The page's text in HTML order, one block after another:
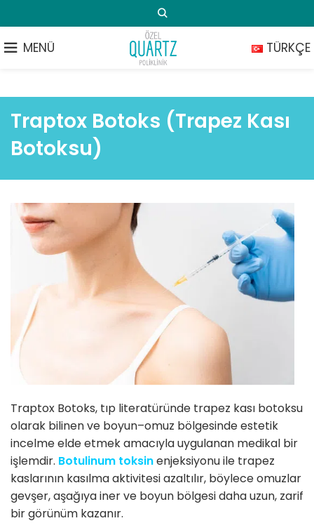
MENÜ TÜRKÇE
Traptox Botoks (Trapez Kası
Botoksu)
Traptox Botoks, tıp literatüründe trapez kası botoksu
olarak bilinen ve boyun–omuz bölgesinde estetik
incelme elde etmek amacıyla uygulanan medikal bir
işlemdir. Botulinum toksinenjeksiyonu ile trapez
kaslarının kasılma aktivitesi azaltılır, böylece omuzlar
gevşer, aşağıya iner ve boyun bölgesi daha uzun, zarif
bir görünüm kazanır.